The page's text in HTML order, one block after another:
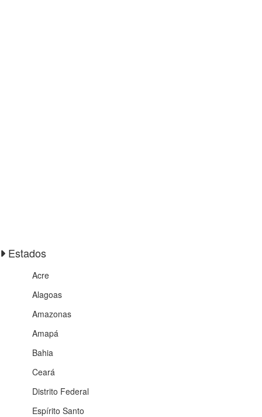
Estados
Acre
Alagoas
Amazonas
Amapá
Bahia
Ceará
Distrito Federal
Espírito Santo